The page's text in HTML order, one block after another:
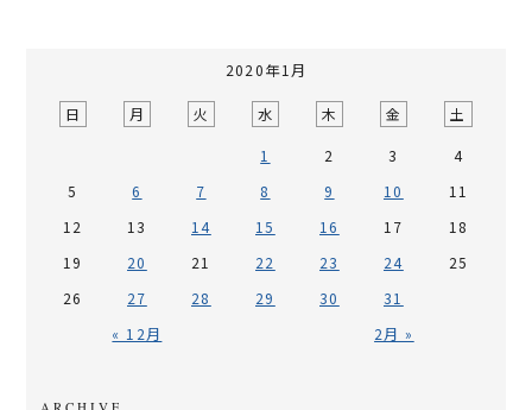
2020年1月
日 月 火 水 木 金 土
« 12月 2月 »
1 2 3
4
5
6 7 8 9 10
11
12
13 14 15 16 17
18
19
20 21 22 23 24
25
26
27 28 29 30 31